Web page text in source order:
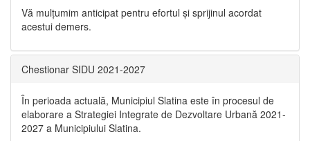
Vă mulţumim anticipat pentru efortul şi sprijinul acordat
acestui demers.
Chestionar SIDU 2021-2027
În perioada actuală, Municipiul Slatina este în procesul de
elaborare a Strategiei Integrate de Dezvoltare Urbană 2021‐
2027 a Municipiului Slatina.